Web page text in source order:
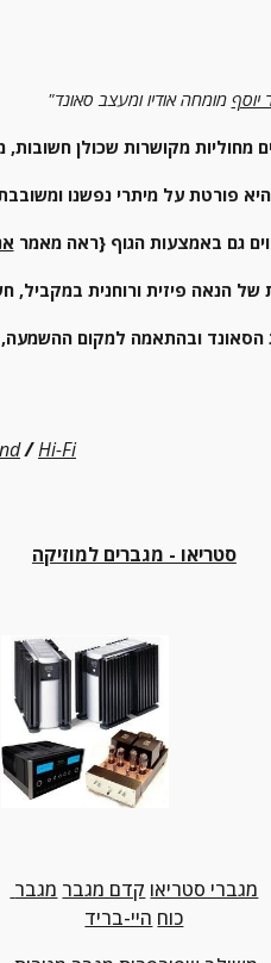
" יוסף
פורטת על מיתרי נפשנו ומשובבת
גם באמצעות הגוף {ראה מאמר
/Hi-Fi
סטריאו - מגברים למוזיקה
מגברי סטריאו קדם מגבר
כוח היי-בריד